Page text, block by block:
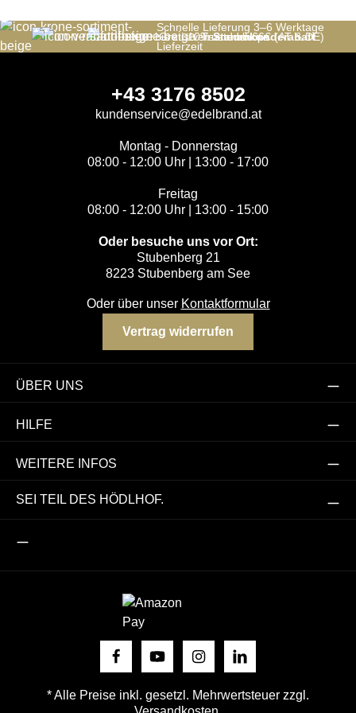
Trustedshops
Schnelle Lieferung 3–6 Werktage
Lieferzeit
bis zu 10%Stammkunderabatt
Gratis versand ab 66€ (AT & DE)
+43 3176 8502
kundenservice@edelbrand.at
Montag - Donnerstag
08:00 - 12:00 Uhr | 13:00 - 17:00
Freitag
08:00 - 12:00 Uhr | 13:00 - 15:00
Oder besuche uns vor Ort:
Stubenberg 21
8223 Stubenberg am See
Oder über unser Kontaktformular
Vertrag widerrufen
ÜBER UNS
HILFE
WEITERE INFOS
SEI TEIL DES HÖDLHOF.
* Alle Preise inkl. gesetzl. Mehrwertsteuer zzgl.